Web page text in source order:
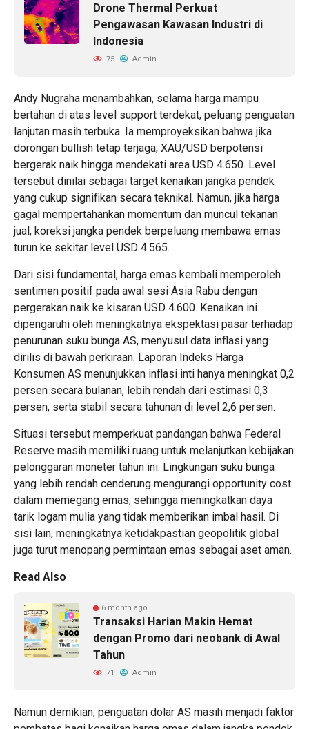
Drone Thermal Perkuat
Pengawasan Kawasan Industri di
Indonesia
75 Admin
Andy Nugraha menambahkan, selama harga mampu
bertahan di atas level support terdekat, peluang penguatan
lanjutan masih terbuka. Ia memproyeksikan bahwa jika
dorongan bullish tetap terjaga, XAU/USD berpotensi
bergerak naik hingga mendekati area USD 4.650. Level
tersebut dinilai sebagai target kenaikan jangka pendek
yang cukup signifikan secara teknikal. Namun, jika harga
gagal mempertahankan momentum dan muncul tekanan
jual, koreksi jangka pendek berpeluang membawa emas
turun ke sekitar level USD 4.565.
Dari sisi fundamental, harga emas kembali memperoleh
sentimen positif pada awal sesi Asia Rabu dengan
pergerakan naik ke kisaran USD 4.600. Kenaikan ini
dipengaruhi oleh meningkatnya ekspektasi pasar terhadap
penurunan suku bunga AS, menyusul data inflasi yang
dirilis di bawah perkiraan. Laporan Indeks Harga
Konsumen AS menunjukkan inflasi inti hanya meningkat 0,2
persen secara bulanan, lebih rendah dari estimasi 0,3
persen, serta stabil secara tahunan di level 2,6 persen.
Situasi tersebut memperkuat pandangan bahwa Federal
Reserve masih memiliki ruang untuk melanjutkan kebijakan
pelonggaran moneter tahun ini. Lingkungan suku bunga
yang lebih rendah cenderung mengurangi opportunity cost
dalam memegang emas, sehingga meningkatkan daya
tarik logam mulia yang tidak memberikan imbal hasil. Di
sisi lain, meningkatnya ketidakpastian geopolitik global
juga turut menopang permintaan emas sebagai aset aman.
Read Also
6 month ago
Transaksi Harian Makin Hemat
dengan Promo dari neobank di Awal
Tahun
71 Admin
Namun demikian, penguatan dolar AS masih menjadi faktor